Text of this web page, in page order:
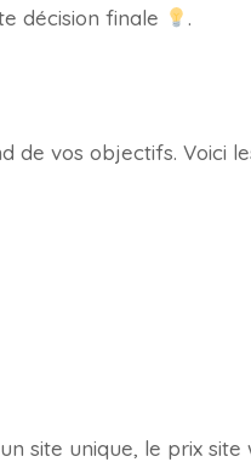
décision finale
.
de vos objectifs. Voici
site unique, le prix site